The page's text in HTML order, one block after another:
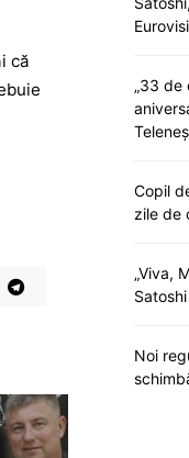
că
„33 de
Copil
zile de
„Viva,
Noi